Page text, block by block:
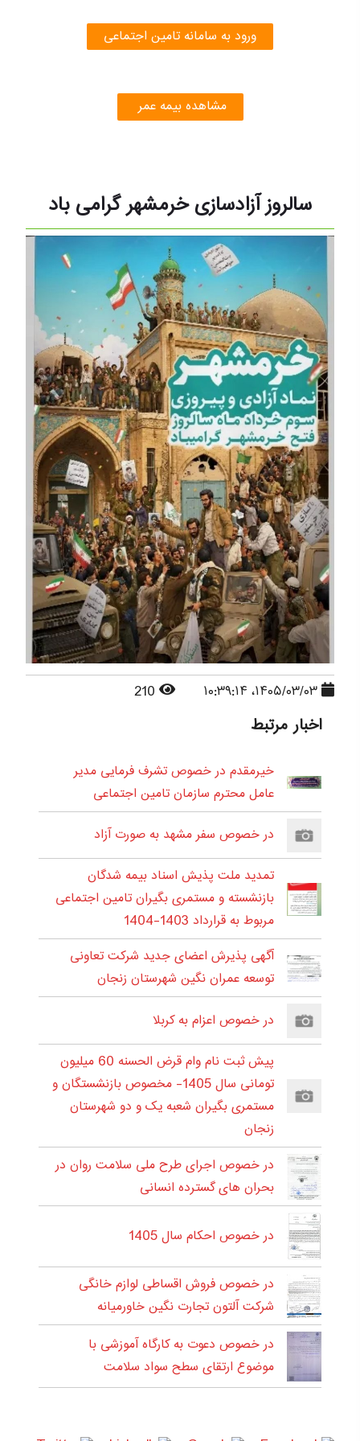
ورود به سامانه تامین اجتماعی
مشاهده بیمه عمر
سالروز آزادسازی خرمشهر گرامی باد
اخبار مرتبط
خیرمقدم در خصوص تشرف فرمایی مدیر
عامل محترم سازمان تامین اجتماعی
در خصوص سفر مشهد به صورت آزاد
تمدید ملت پذیش اسناد بیمه شدگان
بازنشسته و مستمری بگیران تامین اجتماعی
مربوط به قرارداد 1403-1404
آگهی پذیرش اعضای جدید شرکت تعاونی
توسعه عمران نگین شهرستان زنجان
در خصوص اعزام به کربلا
پیش ثبت نام وام قرض الحسنه 60 میلیون
تومانی سال 1405- مخصوص بازنشستگان و
مستمری بگیران شعبه یک و دو شهرستان
زنجان
در خصوص اجرای طرح ملی سلامت روان در
بحران های گسترده انسانی
در خصوص احکام سال 1405
در خصوص فروش اقساطی لوازم خانگی
شرکت آلتون تجارت نگین خاورمیانه
در خصوص دعوت به کارگاه آموزشی با
موضوع ارتقای سطح سواد سلامت